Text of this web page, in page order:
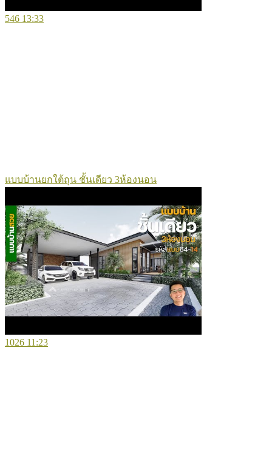
546 13:33
แบบบ้านยกใต้ถุน ชั้นเดียว 3ห้องนอน
1026 11:23